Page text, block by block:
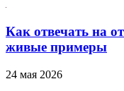
Как отвечать на
живые примеры
24 мая 2026